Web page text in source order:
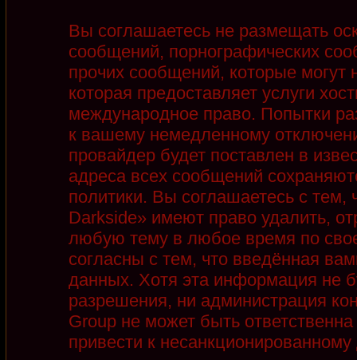
Вы соглашаетесь не размещать
сообщений, порнографических
прочих сообщений, которые
которая предоставляет услуги
международное право. Попытки
к вашему немедленному
провайдер будет поставлен в
адреса всех сообщений
политики. Вы соглашаетесь с
Darkside» имеют право удалить,
любую тему в любое время по
согласны с тем, что введённая
данных. Хотя эта информация не
разрешения, ни администрация
Group не может быть
привести к несанкционированному